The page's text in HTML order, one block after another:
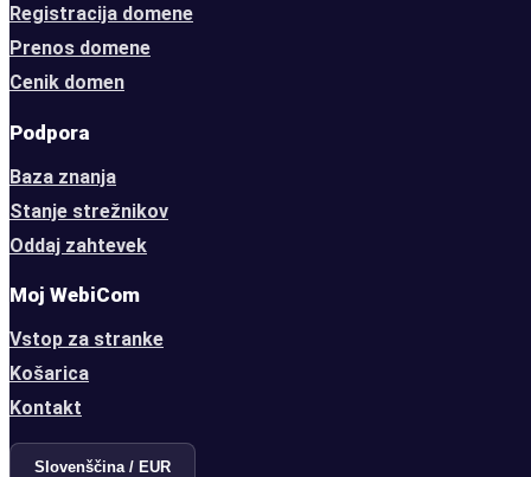
Registracija domene
Prenos domene
Cenik domen
Podpora
Baza znanja
Stanje strežnikov
Oddaj zahtevek
Moj WebiCom
Vstop za stranke
Košarica
Kontakt
Slovenščina / EUR